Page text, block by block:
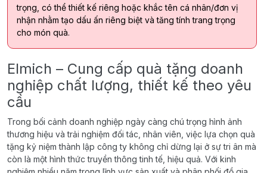
trọng, có thể thiết kế riêng hoặc khắc tên cá nhân/đơn vị
nhận nhằm tạo dấu ấn riêng biệt và tăng tính trang trọng
cho món quà.
Elmich – Cung cấp quà tặng doanh
nghiệp chất lượng, thiết kế theo yêu
cầu
Trong bối cảnh doanh nghiệp ngày càng chú trọng hình ảnh
thương hiệu và trải nghiệm đối tác, nhân viên, việc lựa chọn quà
tặng kỷ niệm thành lập công ty không chỉ dừng lại ở sự tri ân mà
còn là một hình thức truyền thông tinh tế, hiệu quả. Với kinh